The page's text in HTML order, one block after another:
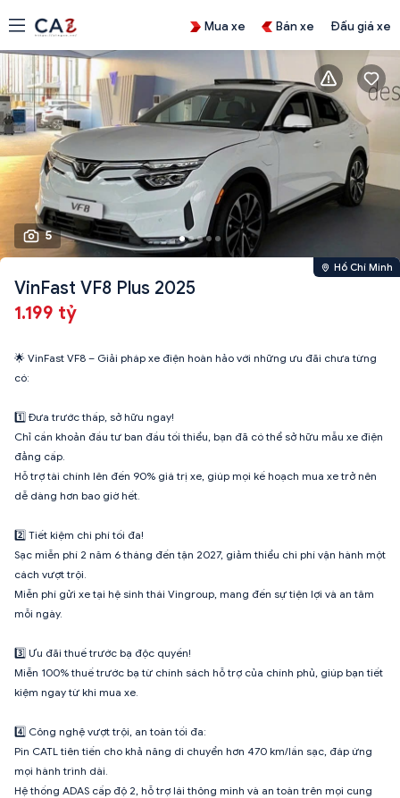
Mua xe Bán xe Đấu giá xe
5
Hồ Chí Minh
VinFast VF8 Plus 2025
1.199 tỷ
🌟 VinFast VF8 – Giải pháp xe điện hoàn hảo với những ưu đãi chưa từng
có:
1️⃣ Đưa trước thấp, sở hữu ngay!
Chỉ cần khoản đầu tư ban đầu tối thiểu, bạn đã có thể sở hữu mẫu xe điện
đẳng cấp.
Hỗ trợ tài chính lên đến 90% giá trị xe, giúp mọi kế hoạch mua xe trở nên
dễ dàng hơn bao giờ hết.
2️⃣ Tiết kiệm chi phí tối đa!
Sạc miễn phí 2 năm 6 tháng đến tận 2027, giảm thiểu chi phí vận hành một
cách vượt trội.
Miễn phí gửi xe tại hệ sinh thái Vingroup, mang đến sự tiện lợi và an tâm
mỗi ngày.
3️⃣ Ưu đãi thuế trước bạ độc quyền!
Miễn 100% thuế trước bạ từ chính sách hỗ trợ của chính phủ, giúp bạn tiết
kiệm ngay từ khi mua xe.
4️⃣ Công nghệ vượt trội, an toàn tối đa:
Pin CATL tiên tiến cho khả năng di chuyển hơn 470 km/lần sạc, đáp ứng
mọi hành trình dài.
Hệ thống ADAS cấp độ 2, hỗ trợ lái thông minh và an toàn trên mọi cung